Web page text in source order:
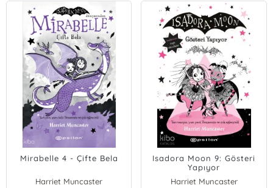
Mirabelle 4 - Çifte Bela
Harriet Muncaster
Isadora Moon 9: Gösteri
Yapıyor
Harriet Muncaster